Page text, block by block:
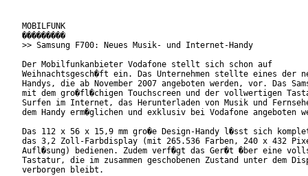
MOBILFUNK
���������
>> Samsung F700: Neues Musik- und Internet-Handy
Der Mobilfunkanbieter Vodafone stellt sich schon auf
Weihnachtsgesch�ft ein. Das Unternehmen stellte eines der
Handys, die ab November 2007 angeboten werden, vor. Das
mit dem gro�fl�chigen Touchscreen und der vollwertigen
Surfen im Internet, das Herunterladen von Musik und
dem Handy erm�glichen und exklusiv bei Vodafone angeboten
Das 112 x 56 x 15,9 mm gro�e Design-Handy l�sst sich
das 3,2 Zoll-Farbdisplay (mit 265.536 Farben, 240 x 432
Aufl�sung) bedienen. Zudem verf�gt das Ger�t �ber eine
Tastatur, die im zusammen geschobenen Zustand unter dem
verborgen bleibt.